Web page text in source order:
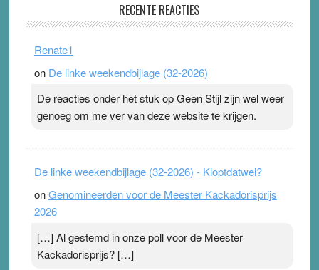
Ward van Beek
topsporters. Ze hopen ermee hun hartslag te verlagen
terwijl ze meer zuurstof opnemen. Daarop heeft zo’n
ademen’ kan goud waard zijn. Door…Lees meer
Pleisterplakkers in de topspsort ›[...]
RECENTE REACTIES
Renate1
on De linke weekendbijlage (32-2026)
De reacties onder het stuk op Geen Stijl zijn wel weer
genoeg om me ver van deze website te krijgen.
De linke weekendbijlage (32-2026) - Kloptdatwel?
onGenomineerden voor de Meester Kackadorisprijs
2026
[…] Al gestemd in onze poll voor de Meester
Kackadorisprijs? […]